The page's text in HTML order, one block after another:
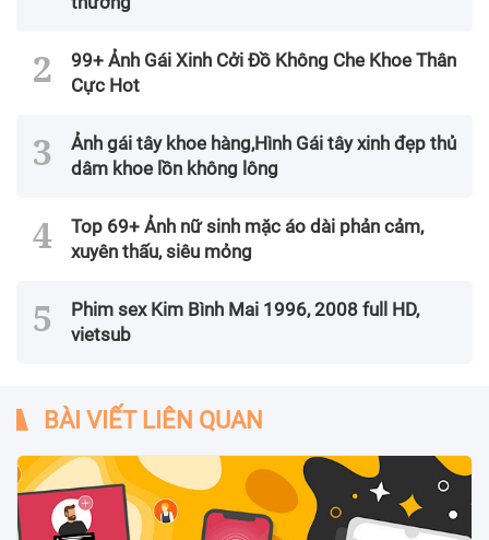
99+ Ảnh Gái Xinh Cởi Đồ Không Che Khoe Thân
Cực Hot
Ảnh gái tây khoe hàng,Hình Gái tây xinh đẹp thủ
dâm khoe lồn không lông
Top 69+ Ảnh nữ sinh mặc áo dài phản cảm,
xuyên thấu, siêu mỏng
Phim sex Kim Bình Mai 1996, 2008 full HD,
vietsub
BÀI VIẾT LIÊN QUAN